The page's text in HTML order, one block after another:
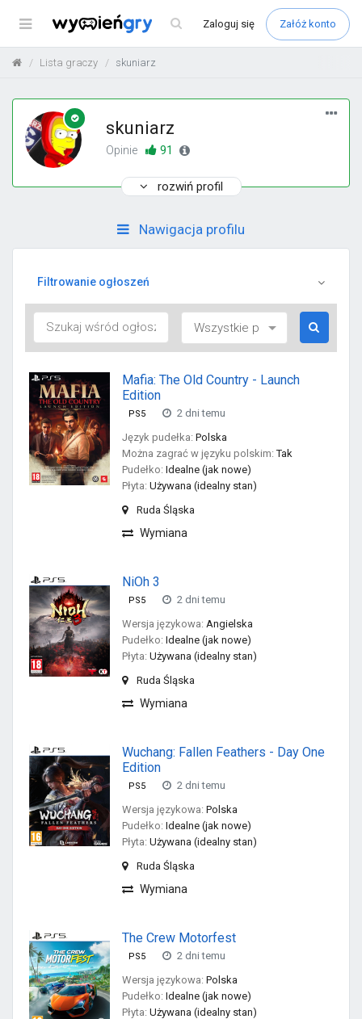
Menu Zaloguj się Załóż konto
Lista graczy skuniarz
skuniarz
Opinie 91
rozwiń profil
Nawigacja profilu
Filtrowanie ogłoszeń
Mafia: The Old Country - Launch
Edition
PS5
2 dni temu
Język pudełka: Polska
Można zagrać w języku polskim: Tak
Pudełko: Idealne (jak nowe)
Płyta: Używana (idealny stan)
Ruda Śląska
Wymiana
NiOh 3
PS5
2 dni temu
Wersja językowa: Angielska
Pudełko: Idealne (jak nowe)
Płyta: Używana (idealny stan)
Ruda Śląska
Wymiana
Wuchang: Fallen Feathers - Day One
Edition
PS5
2 dni temu
Wersja językowa: Polska
Pudełko: Idealne (jak nowe)
Płyta: Używana (idealny stan)
Ruda Śląska
Wymiana
The Crew Motorfest
PS5
2 dni temu
Wersja językowa: Polska
Pudełko: Idealne (jak nowe)
Płyta: Używana (idealny stan)